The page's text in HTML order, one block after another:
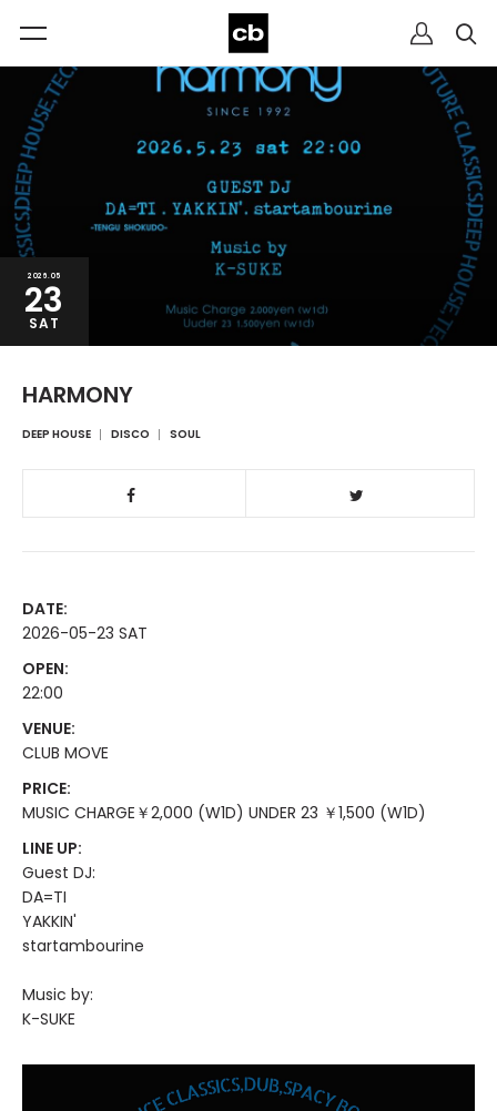
2026.05
23
SAT
HARMONY
DEEP HOUSE DISCO SOUL
DATE:
2026-05-23 SAT
OPEN:
22:00
VENUE:
CLUB MOVE
PRICE:
MUSIC CHARGE￥2,000 (W1D) UNDER 23 ￥1,500 (W1D)
LINE UP:
Guest DJ:
DA=TI
YAKKIN'
startambourine
Music by:
K-SUKE